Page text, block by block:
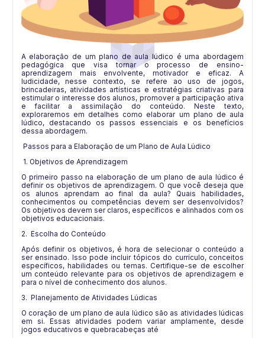
A elaboração de um plano de aula lúdico é uma abordagem
pedagógica que visa tornar o processo de ensino-
aprendizagem mais envolvente, motivador e eficaz. A
ludicidade, nesse contexto, se refere ao uso de jogos,
brincadeiras, atividades artísticas e estratégias criativas para
estimular o interesse dos alunos, promover a participação ativa
e facilitar a assimilação do conteúdo. Neste texto,
exploraremos em detalhes como elaborar um plano de aula
lúdico, destacando os passos essenciais e os benefícios
dessa abordagem.
Passos para a Elaboração de um Plano de Aula Lúdico
1. Objetivos de Aprendizagem
O primeiro passo na elaboração de um plano de aula lúdico é
definir os objetivos de aprendizagem. O que você deseja que
os alunos aprendam ao final da aula? Quais habilidades,
conhecimentos ou competências devem ser desenvolvidos?
Os objetivos devem ser claros, específicos e alinhados com os
objetivos educacionais.
2. Escolha do Conteúdo
Após definir os objetivos, é hora de selecionar o conteúdo a
ser ensinado. Isso pode incluir tópicos do currículo, conceitos
específicos, habilidades ou temas. Certifique-se de escolher
um conteúdo relevante para os objetivos de aprendizagem e
para o nível de conhecimento dos alunos.
3. Planejamento de Atividades Lúdicas
O coração de um plano de aula lúdico são as atividades lúdicas
em si. Essas atividades podem variar amplamente, desde
jogos educativos e quebracabeças até